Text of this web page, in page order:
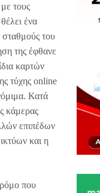
τους
ένα
σταθμούς του
της έφθανε
καρτών
τύχης online
Κατά
κάμερας
επιπέδων
και η
που